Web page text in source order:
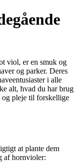
viol, er en smuk og
og parker. Deres
i alle
alt, hvad du har brug
pleje til forskellige
at plante dem
af hornvioler: